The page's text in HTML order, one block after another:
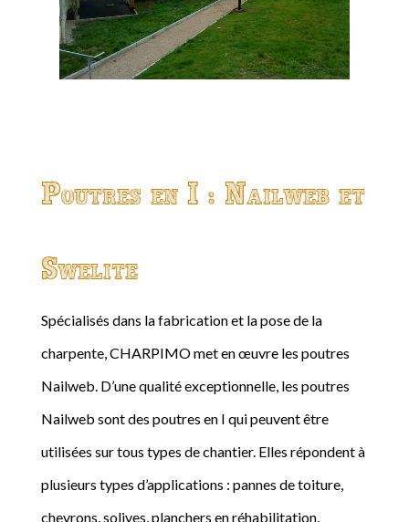
Poutres en I : Nailweb et
Swelite
Spécialisés dans la fabrication et la pose de la
charpente, CHARPIMO met en œuvre les poutres
Nailweb. D’une qualité exceptionnelle, les poutres
Nailweb sont des poutres en I qui peuvent être
utilisées sur tous types de chantier. Elles répondent à
plusieurs types d’applications : pannes de toiture,
chevrons, solives, planchers en réhabilitation,